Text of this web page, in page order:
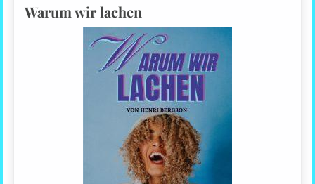
Warum wir lachen